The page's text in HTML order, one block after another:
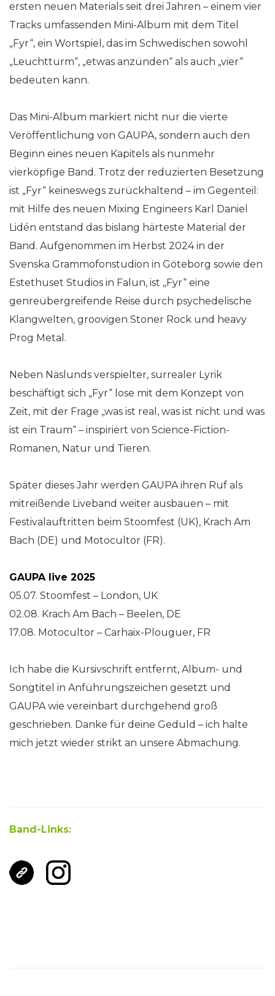
ersten neuen Materials seit drei Jahren – einem vier
Tracks umfassenden Mini-Album mit dem Titel
„Fyr“, ein Wortspiel, das im Schwedischen sowohl
„Leuchtturm“, „etwas anzünden“ als auch „vier“
bedeuten kann.
Das Mini-Album markiert nicht nur die vierte
Veröffentlichung von GAUPA, sondern auch den
Beginn eines neuen Kapitels als nunmehr
vierköpfige Band. Trotz der reduzierten Besetzung
ist „Fyr“ keineswegs zurückhaltend – im Gegenteil:
mit Hilfe des neuen Mixing Engineers Karl Daniel
Lidén entstand das bislang härteste Material der
Band. Aufgenommen im Herbst 2024 in der
Svenska Grammofonstudion in Göteborg sowie den
Estethuset Studios in Falun, ist „Fyr“ eine
genreübergreifende Reise durch psychedelische
Klangwelten, groovigen Stoner Rock und heavy
Prog Metal.
Neben Näslunds verspielter, surrealer Lyrik
beschäftigt sich „Fyr“ lose mit dem Konzept von
Zeit, mit der Frage „was ist real, was ist nicht und was
ist ein Traum“ – inspiriert von Science-Fiction-
Romanen, Natur und Tieren.
Später dieses Jahr werden GAUPA ihren Ruf als
mitreißende Liveband weiter ausbauen – mit
Festivalauftritten beim Stoomfest (UK), Krach Am
Bach (DE) und Motocultor (FR).
GAUPA live 2025
05.07. Stoomfest – London, UK
02.08. Krach Am Bach – Beelen, DE
17.08. Motocultor – Carhaix-Plouguer, FR
Ich habe die Kursivschrift entfernt, Album- und
Songtitel in Anführungszeichen gesetzt und
GAUPA wie vereinbart durchgehend groß
geschrieben. Danke für deine Geduld – ich halte
mich jetzt wieder strikt an unsere Abmachung.
Band-Links: